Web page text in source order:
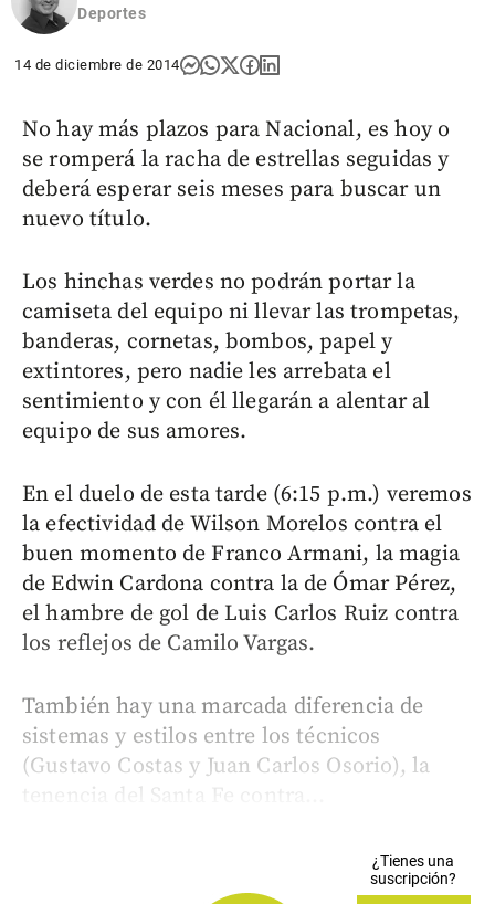
Deportes
14 de diciembre de 2014
No hay más plazos para Nacional, es hoy o
se romperá la racha de estrellas seguidas y
deberá esperar seis meses para buscar un
nuevo título.
Los hinchas verdes no podrán portar la
camiseta del equipo ni llevar las trompetas,
banderas, cornetas, bombos, papel y
extintores, pero nadie les arrebata el
sentimiento y con él llegarán a alentar al
equipo de sus amores.
En el duelo de esta tarde (6:15 p.m.) veremos
la efectividad de Wilson Morelos contra el
buen momento de Franco Armani, la magia
de Edwin Cardona contra la de Ómar Pérez,
el hambre de gol de Luis Carlos Ruiz contra
los reflejos de Camilo Vargas.
También hay una marcada diferencia de
sistemas y estilos entre los técnicos
(Gustavo Costas y Juan Carlos Osorio), la
tenencia del Santa Fe contra...
¿Tienes una
suscripción?